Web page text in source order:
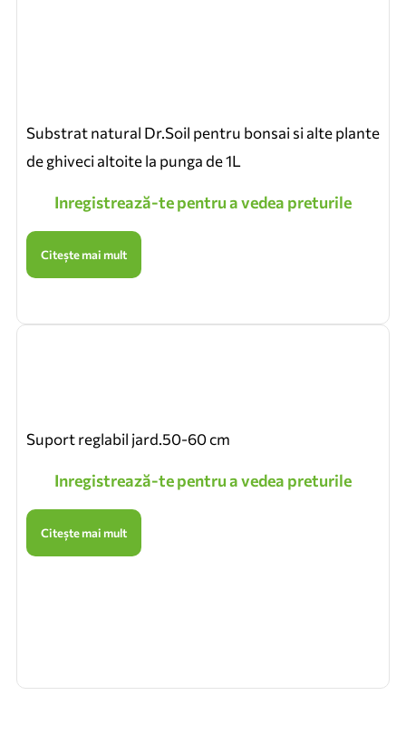
Substrat natural Dr.Soil pentru bonsai si alte plante
de ghiveci altoite la punga de 1L
Inregistrează-te pentru a vedea preturile
Citește mai mult
Suport reglabil jard.50-60 cm
Inregistrează-te pentru a vedea preturile
Citește mai mult